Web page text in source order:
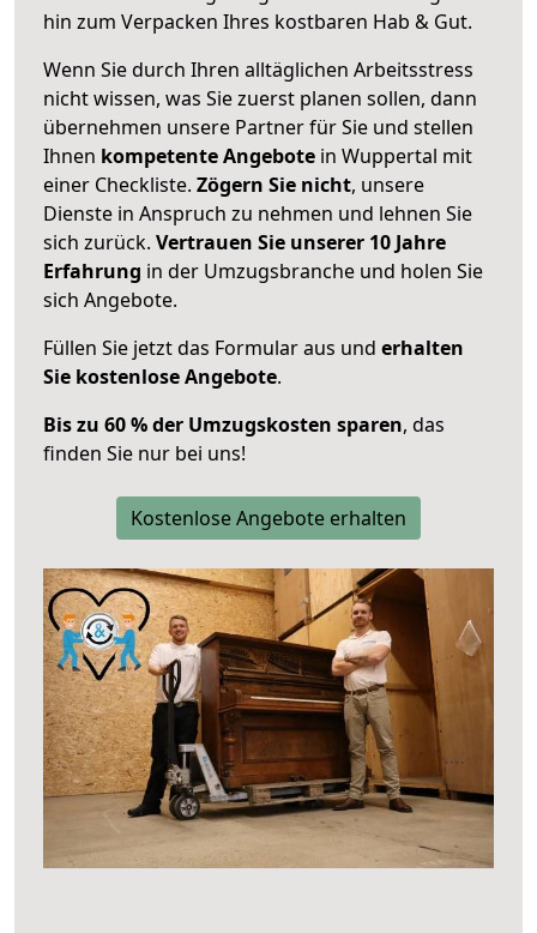
hin zum Verpacken Ihres kostbaren Hab & Gut.
Wenn Sie durch Ihren alltäglichen Arbeitsstress
nicht wissen, was Sie zuerst planen sollen, dann
übernehmen unsere Partner für Sie und stellen
Ihnen kompetente Angebote in Wuppertal mit
einer Checkliste. Zögern Sie nicht, unsere
Dienste in Anspruch zu nehmen und lehnen Sie
sich zurück. Vertrauen Sie unserer 10 Jahre
Erfahrung in der Umzugsbranche und holen Sie
sich Angebote.
Füllen Sie jetzt das Formular aus und erhalten
Sie kostenlose Angebote.
Bis zu 60 % der Umzugskosten sparen, das
finden Sie nur bei uns!
Kostenlose Angebote erhalten